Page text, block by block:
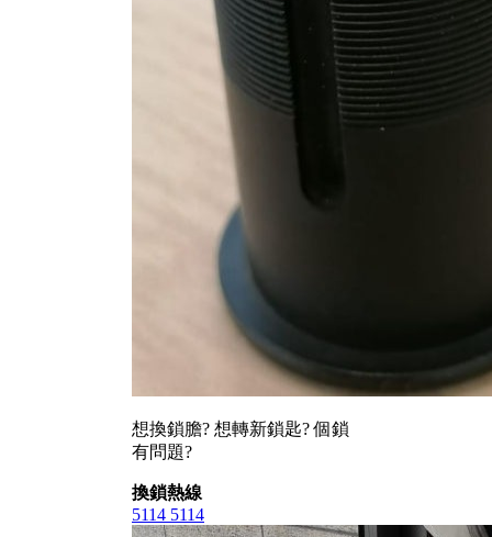
想換鎖膽? 想轉新鎖匙? 個鎖
有問題?
換鎖熱線
5114 5114